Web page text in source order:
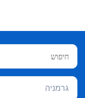
גרמניה